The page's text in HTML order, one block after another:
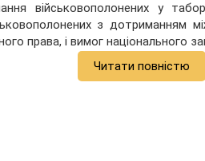
військовополонених у
з дотриманням
права, і вимог національного
Читати повністю